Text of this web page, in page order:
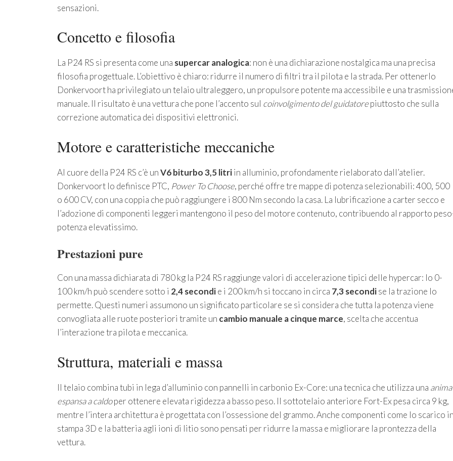
sensazioni.
Concetto e filosofia
La P24 RS si presenta come una supercar analogica: non è una dichiarazione nostalgica ma una precisa
filosofia progettuale. L’obiettivo è chiaro: ridurre il numero di filtri tra il pilota e la strada. Per ottenerlo
Donkervoort ha privilegiato un telaio ultraleggero, un propulsore potente ma accessibile e una
manuale. Il risultato è una vettura che pone l’accento sul coinvolgimento del guidatorepiuttosto che sulla
correzione automatica dei dispositivi elettronici.
Motore e caratteristiche meccaniche
Al cuore della P24 RS c’è unV6 biturbo 3,5 litriin alluminio, profondamente rielaborato dall’atelier.
Donkervoort lo definisce PTC, Power To Choose, perché offre tre mappe di potenza selezionabili: 400, 500
o 600 CV, con una coppia che può raggiungere i 800 Nm secondo la casa. La lubrificazione a carter secco e
l’adozione di componenti leggeri mantengono il peso del motore contenuto, contribuendo al rapporto
potenza elevatissimo.
Prestazioni pure
Con una massa dichiarata di 780 kg la P24 RS raggiunge valori di accelerazione tipici delle hypercar: lo 0-
100 km/h può scendere sotto i 2,4 secondie i 200 km/h si toccano in circa 7,3 secondise la trazione lo
permette. Questi numeri assumono un significato particolare se si considera che tutta la potenza viene
convogliata alle ruote posteriori tramite un cambio manuale a cinque marce, scelta che accentua
l’interazione tra pilota e meccanica.
Struttura, materiali e massa
Il telaio combina tubi in lega d’alluminio con pannelli in carbonio Ex-Core: una tecnica che utilizza una anima
espansa a caldoper ottenere elevata rigidezza a basso peso. Il sottotelaio anteriore Fort-Ex pesa circa 9 kg,
mentre l’intera architettura è progettata con l’ossessione del grammo. Anche componenti come lo scarico
stampa 3D e la batteria agli ioni di litio sono pensati per ridurre la massa e migliorare la prontezza della
vettura.